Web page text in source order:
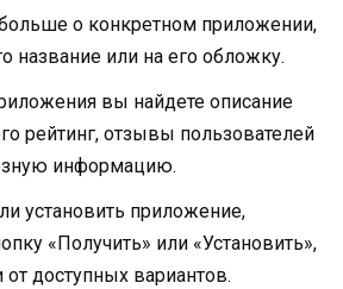
о конкретном приложении,
название или на его обложку.
вы найдете описание
рейтинг, отзывы пользователей
информацию.
установить приложение,
«Получить» или «Установить»,
от доступных вариантов.